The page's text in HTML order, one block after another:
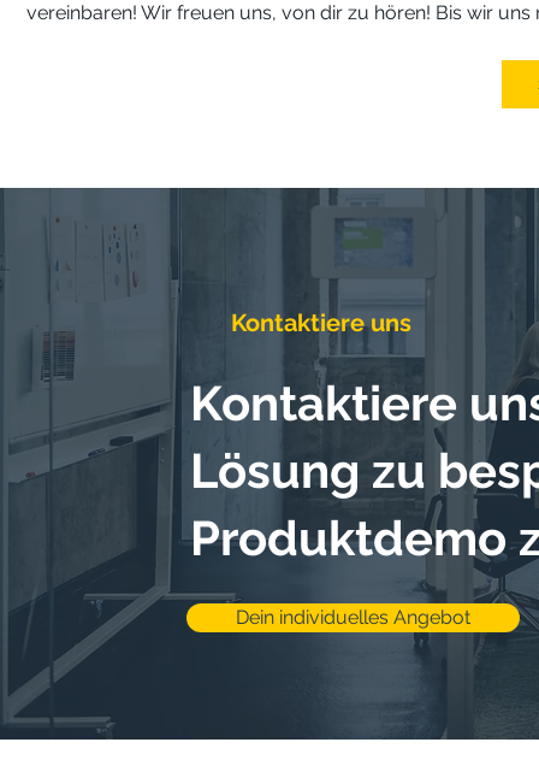
vereinbaren! Wir freuen uns, von dir zu hören! Bis wir
Kontaktiere uns
Kontaktiere
Lösung zu
Produktdemo
Dein individuelles Angebot